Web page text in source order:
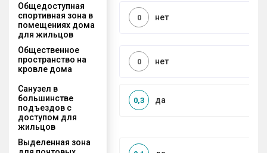
Общедоступная
спортивная зона в
помещениях дома
для жильцов
нет
0
Общественное
пространство на
кровле дома
нет
0
Санузел в
большинстве
подъездов с
доступом для
жильцов
да
0,3
Выделенная зона